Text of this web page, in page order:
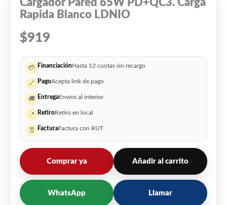
Cargador Pared 65W PD+QC3. Carga
Rapida Blanco LDNIO
$919
💳 FinanciaciónHasta 12 cuotas sin recargo
🔗 PagoAcepta link de pago
🚚 EntregaEnvíos al interior
📍 RetiroRetiro en local
🧾 FacturaFactura con RUT
Comprar ya Añadir al carrito
WhatsApp Llamar